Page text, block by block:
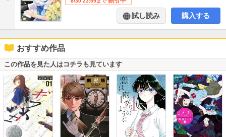
試し読み 購入する
おすすめ作品
この作品を見た人はコチラも見ています